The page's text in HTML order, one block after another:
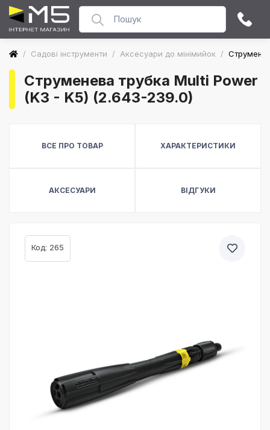
/ Садові інструменти / Аксесуари до мінімийок /
Струменева трубка Multi Power
(K3 - K5) (2.643-239.0)
ВСЕ ПРО ТОВАР ХАРАКТЕРИСТИКИ
АКСЕСУАРИ ВІДГУКИ
Код: 265